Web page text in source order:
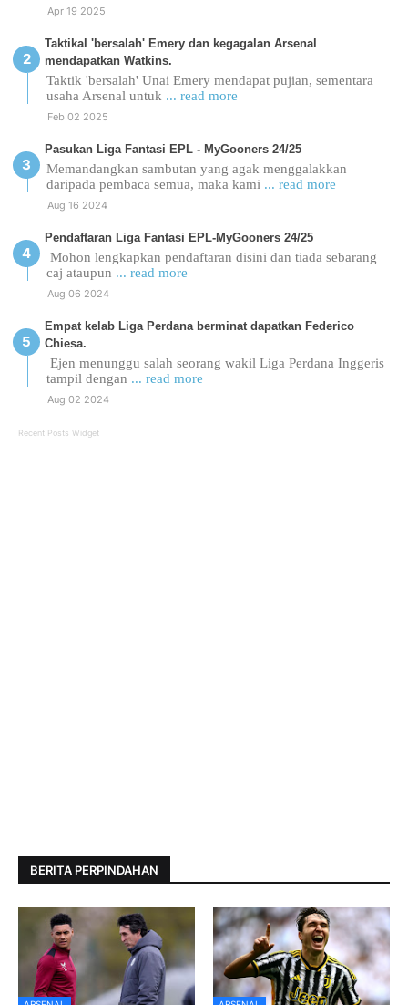
Apr 19 2025
Taktikal 'bersalah' Emery dan kegagalan Arsenal
mendapatkan Watkins.
Taktik 'bersalah' Unai Emery mendapat pujian, sementara
usaha Arsenal untuk ... read more
Feb 02 2025
Pasukan Liga Fantasi EPL - MyGooners 24/25
Memandangkan sambutan yang agak menggalakkan
daripada pembaca semua, maka kami ... read more
Aug 16 2024
Pendaftaran Liga Fantasi EPL-MyGooners 24/25
Mohon lengkapkan pendaftaran disini dan tiada sebarang
caj ataupun ... read more
Aug 06 2024
Empat kelab Liga Perdana berminat dapatkan Federico
Chiesa.
Ejen menunggu salah seorang wakil Liga Perdana Inggeris
tampil dengan ... read more
Aug 02 2024
Recent Posts Widget
BERITA PERPINDAHAN